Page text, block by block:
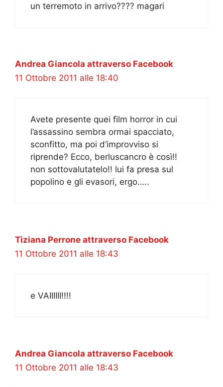
un terremoto in arrivo???? magari
Andrea Giancola attraverso Facebook
11 Ottobre 2011 alle 18:40
Avete presente quei film horror in cui
l’assassino sembra ormai spacciato,
sconfitto, ma poi d’improvviso si
riprende? Ecco, berluscancro è così!!
non sottovalutatelo!! lui fa presa sul
popolino e gli evasori, ergo…..
Tiziana Perrone attraverso Facebook
11 Ottobre 2011 alle 18:43
e VAIIIIII!!!!
Andrea Giancola attraverso Facebook
11 Ottobre 2011 alle 18:43